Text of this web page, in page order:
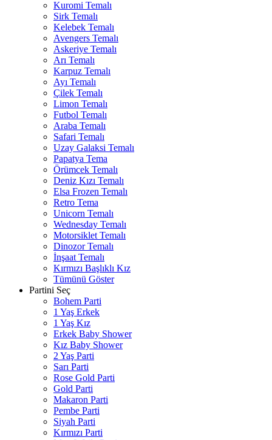
Kuromi Temalı
Sirk Temalı
Kelebek Temalı
Avengers Temalı
Askeriye Temalı
Arı Temalı
Karpuz Temalı
Ayı Temalı
Çilek Temalı
Limon Temalı
Futbol Temalı
Araba Temalı
Safari Temalı
Uzay Galaksi Temalı
Papatya Tema
Örümcek Temalı
Deniz Kızı Temalı
Elsa Frozen Temalı
Retro Tema
Unicorn Temalı
Wednesday Temalı
Motorsiklet Temalı
Dinozor Temalı
İnşaat Temalı
Kırmızı Başlıklı Kız
Tümünü Göster
Partini Seç
Bohem Parti
1 Yaş Erkek
1 Yaş Kız
Erkek Baby Shower
Kız Baby Shower
2 Yaş Parti
Sarı Parti
Rose Gold Parti
Gold Parti
Makaron Parti
Pembe Parti
Siyah Parti
Kırmızı Parti